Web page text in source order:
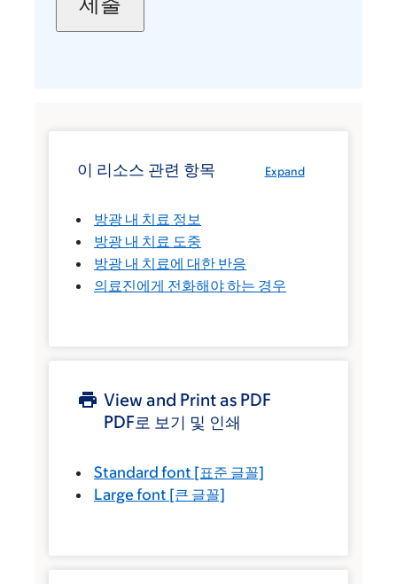
Expand
이 리소스 관련 항목
방광 내 치료 정보
방광 내 치료 도중
방광 내 치료에 대한 반응
의료진에게 전화해야 하는 경우
View and Print as PDF
PDF로 보기 및 인쇄
Standard font [표준 글꼴]
Large font [큰 글꼴]